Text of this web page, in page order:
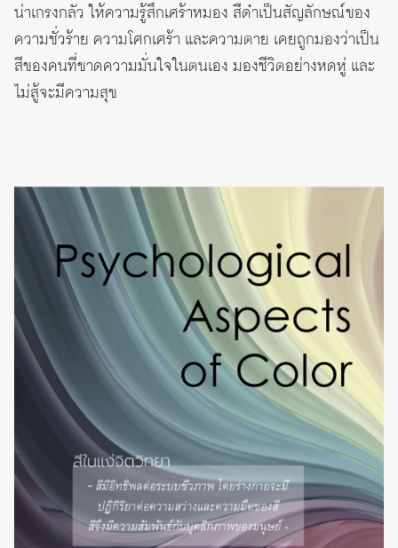
น่าเกรงกลัว ให้ความรู้สึกเศร้าหมอง สีดำเป็นสัญลักษณ์ของ
ความชั่วร้าย ความโศกเศร้า และความตาย เคยถูกมองว่าเป็น
สีของคนที่ขาดความมั่นใจในตนเอง มองชีวิตอย่างหดหู่ และ
ไม่สู้จะมีความสุข